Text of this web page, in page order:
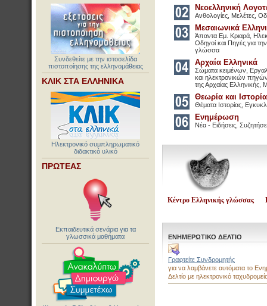
Συνδεθείτε με την ιστοσελίδα
πιστοποίησης της ελληνομάθειας
ΚΛΙΚ ΣΤΑ ΕΛΛΗΝΙΚΑ
Ηλεκτρονικό συμπληρωματικό
διδακτικό υλικό
ΠΡΩΤΕΑΣ
Εκπαιδευτικά σενάρια για τα
γλωσσικά μαθήματα
Νεοελληνική
Ανθολογίες, Μελέτες,
Μεσαιωνικά
Άπαντα Εμ. Κριαρά,
Οδηγοί και Πηγές για
γλώσσα
Αρχαία Ελληνικά
Σώματα κειμένων,
και ηλεκτρονικών
της Αρχαίας Ελληνικής,
Θεωρία και Ιστορία
Θέματα Ιστορίας,
Ενημέρωση
Νέα - Ειδήσεις,
Κέντρο Ελληνικής γλώσσας
ΕΝΗΜΕΡΩΤΙΚΟ ΔΕΛΤΙΟ
Γραφτείτε Συνδρομητής
για να λαμβάνετε αυτόματα το
Δελτίο με ηλεκτρονικό